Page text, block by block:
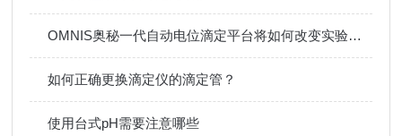
OMNIS奥秘一代自动电位滴定平台将如何改变实验室的工作？
如何正确更换滴定仪的滴定管？
使用台式pH需要注意哪些